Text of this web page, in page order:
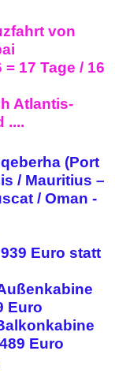
von
17 Tage / 16
Atlantis-
....
(Port
/ Mauritius –
/ Oman -
939 Euro statt
Euro
Euro